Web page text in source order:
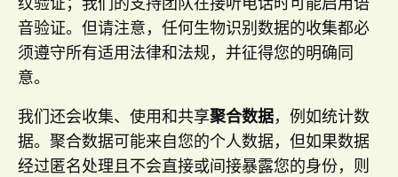
音验证。但请注意，任何生物识别数据的收集都必
须遵守所有适用法律和法规，并征得您的明确同
意。
我们还会收集、使用和共享聚合数据，例如统计数
据。聚合数据可能来自您的个人数据，但如果数据
经过匿名处理且不会直接或间接暴露您的身份，则